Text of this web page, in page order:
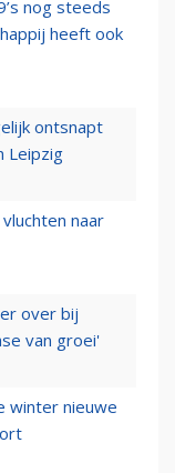
nog steeds
heeft ook
ontsnapt
Leipzig
naar
over bij
van groei'
winter nieuwe